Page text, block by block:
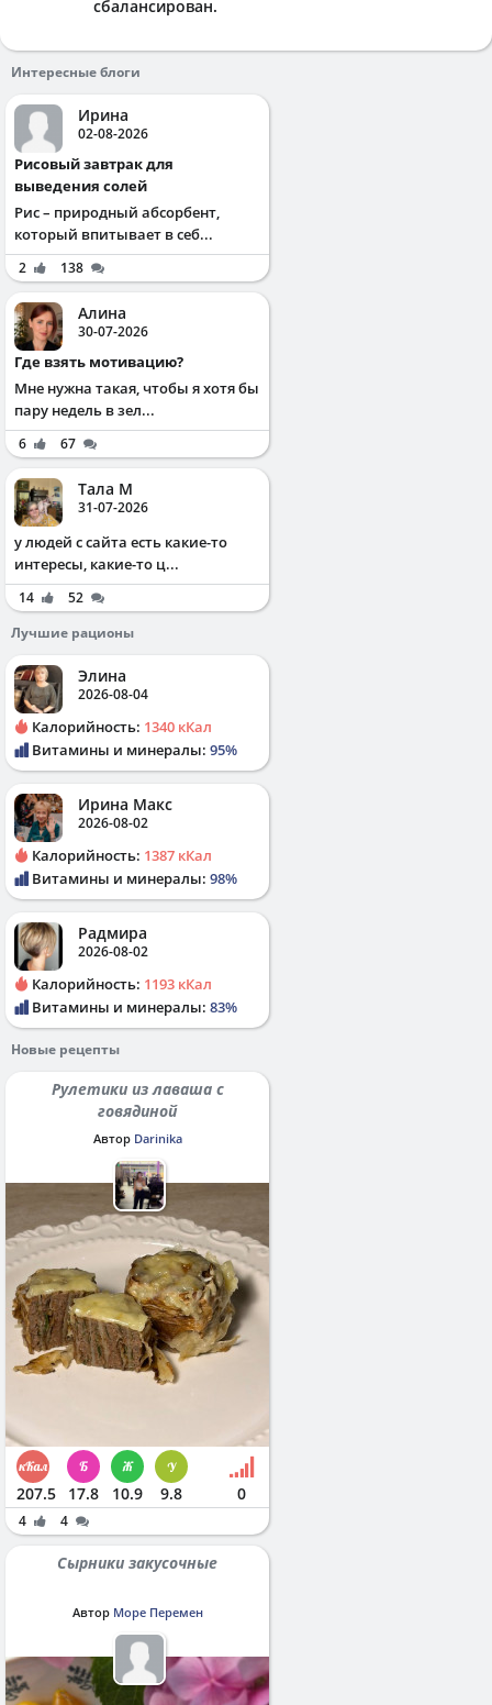
сбалансирован.
Интересные блоги
Ирина
02-08-2026
Рисовый завтрак для
выведения солей
Рис – природный абсорбент,
который впитывает в себ...
2 138
Алина
30-07-2026
Где взять мотивацию?
Мне нужна такая, чтобы я хотя бы
пару недель в зел...
6 67
Тала М
31-07-2026
у людей с сайта есть какие-то
интересы, какие-то ц...
14
52
Лучшие рационы
Элина
2026-08-04
Калорийность: 1340 кКал
Витамины и минералы: 95%
Ирина Макс
2026-08-02
Калорийность: 1387 кКал
Витамины и минералы: 98%
Радмира
2026-08-02
Калорийность: 1193 кКал
Витамины и минералы: 83%
Новые рецепты
Рулетики из лаваша с
говядиной
Автор Darinika
207.5 17.8 10.9 9.8 0
4 4
Сырники закусочные
Автор Море Перемен